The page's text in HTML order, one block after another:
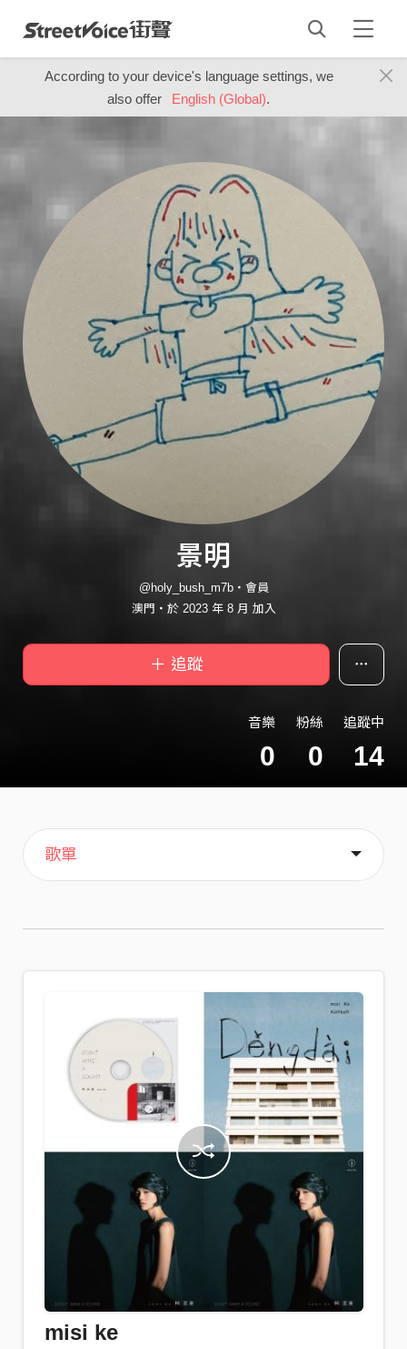
According to your device's language settings, we
also offer
English (Global).
景明
@holy_bush_m7b・會員
澳門・於 2023 年 8 月 加入
＋ 追蹤
音樂
0
粉絲
0
追蹤中
14
主頁
歌單
喜歡
關於
misi ke